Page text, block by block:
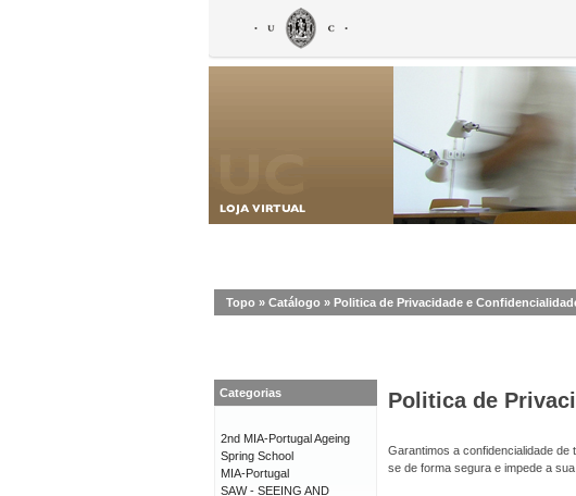
Topo » Catálogo » Politica de Privacidade e
Politica de
Garantimos a confidencialidade
se de forma segura e impede a
Categorias
2nd MIA-Portugal Ageing
Spring School
MIA-Portugal
SAW - SEEING AND